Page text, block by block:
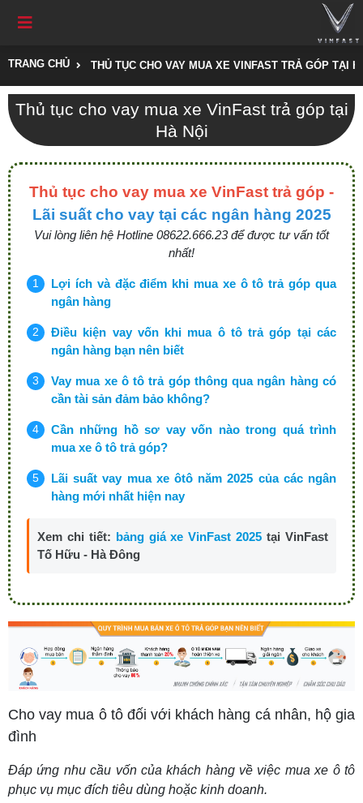
TRANG CHỦ THỦ TỤC CHO VAY MUA XE VINFAST TRẢ GÓP TẠI
Thủ tục cho vay mua xe VinFast trả góp tại
Hà Nội
Thủ tục cho vay mua xe VinFast trả góp -
Lãi suất cho vay tại các ngân hàng 2025
Vui lòng liên hệ Hotline 08622.666.23 để được tư vấn tốt
nhất!
Lợi ích và đặc điểm khi mua xe ô tô trả góp qua
ngân hàng
Điều kiện vay vốn khi mua ô tô trả góp tại các
ngân hàng bạn nên biết
Vay mua xe ô tô trả góp thông qua ngân hàng có
cần tài sản đảm bảo không?
Cần những hồ sơ vay vốn nào trong quá trình
mua xe ô tô trả góp?
Lãi suất vay mua xe ôtô năm 2025 của các ngân
hàng mới nhất hiện nay
Xem chi tiết: bảng giá xe VinFast 2025 tại VinFast
Tố Hữu - Hà Đông
Cho vay mua ô tô đối với khách hàng cá nhân, hộ gia
đình
Đáp ứng nhu cầu vốn của khách hàng về việc mua xe ô tô
phục vụ mục đích tiêu dùng hoặc kinh doanh.